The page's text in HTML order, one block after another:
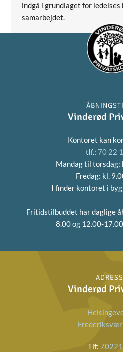
indgå i grundlaget for
samarbejdet.
Vinderød
Kontoret kan
tlf.: 70 22
Mandag til torsdag:
Fredag: kl.
I finder kontoret i
Fritidstilbuddet har daglige
8.00 og 12.00-
Vinderød
Tlf: